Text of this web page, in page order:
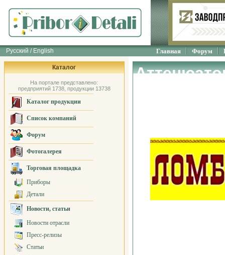
Русский / English Главная Форум
Каталог
На портале представлено:
предприятий 1738, продукции 13738
Каталог продукции
Список компаний
Форум
Фотогалерея
Торговая площадка
Приборы
Детали
Новости, статьи
Новости отрасли
Пресс-релизы
Статьи